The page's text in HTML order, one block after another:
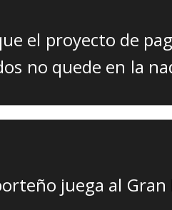
el proyecto de
no quede en la
juega al